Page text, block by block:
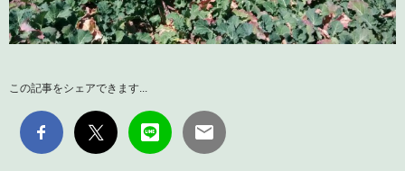
この記事をシェアできます...